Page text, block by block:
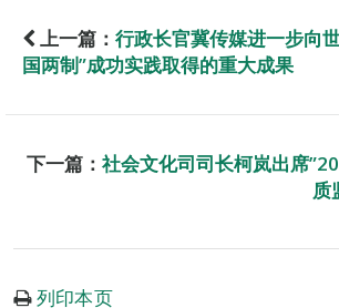
上一篇： 行政长官冀传媒进一步向
国两制”成功实践取得的重大成果
下一篇： 社会文化司司长柯岚出席
质
列印本页